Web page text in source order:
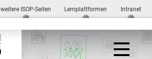
weitere ISOP-Seiten Lernplattformen Intranet